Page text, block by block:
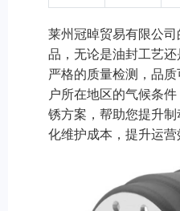
莱州冠晫贸易有限公
品，无论是油封工艺
严格的质量检测，品
户所在地区的气候条
锈方案，帮助您提升
化维护成本，提升运营